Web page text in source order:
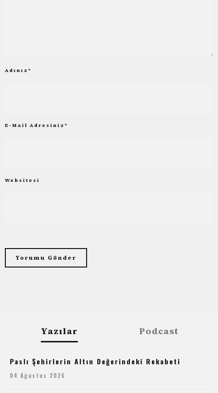
Adınız *
E-Mail Adresiniz *
Websitesi
Yazılar Podcast
Paslı Şehirlerin Altın Değerindeki Rekabeti
04 Ağustos 2026